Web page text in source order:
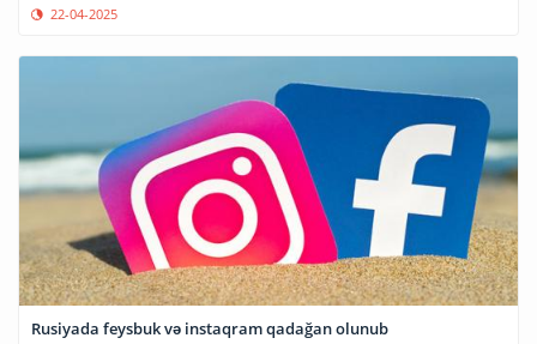
22-04-2025
Rusiyada feysbuk və instaqram qadağan olunub